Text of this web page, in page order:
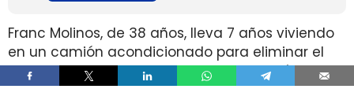
Franc Molinos, de 38 años, lleva 7 años viviendo
en un camión acondicionado para eliminar el
alquiler y recortar sus gastos fijos. El vehículo
incorpora cocina, dormitorio, espacio de